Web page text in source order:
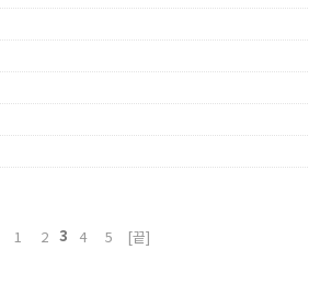
1 2 3 4 5 [끝]